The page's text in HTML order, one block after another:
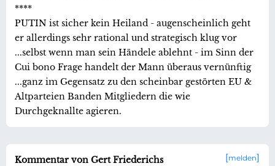
****
PUTIN ist sicher kein Heiland - augenscheinlich geht
er allerdings sehr rational und strategisch klug vor
...selbst wenn man sein Händele ablehnt - im Sinn der
Cui bono Frage handelt der Mann überaus vernünftig
...ganz im Gegensatz zu den scheinbar gestörten EU &
Altparteien Banden Mitgliedern die wie
Durchgeknallte agieren.
melden
Kommentar von Gert Friederichs